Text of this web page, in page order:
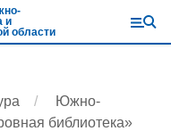
и
области
Южно-
библиотека»